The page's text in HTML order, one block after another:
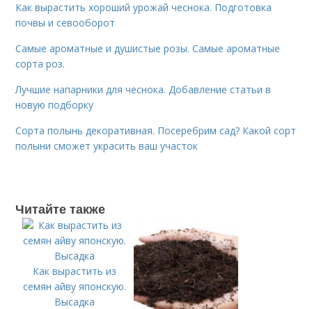
Как вырастить хороший урожай чеснока. Подготовка
почвы и севооборот
Самые ароматные и душистые розы. Самые ароматные
сорта роз.
Лучшие напарники для чеснока. Добавление статьи в
новую подборку
Сорта полынь декоративная. Посеребрим сад? Какой сорт
полыни сможет украсить ваш участок
Читайте также
Как вырастить из
семян айву японскую.
Высадка